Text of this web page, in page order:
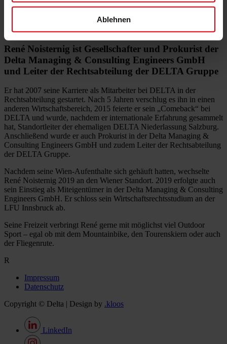
Ablehnen
René Noisternig
René Noisternig ist Gesellschafter und Prokurist der
Delta Managing & Consulting Engineers GmbH
und Leiter der Rechtsabteilung der DELTA Gruppe
Er hat 2007 seine Karriere als Mitarbeiter bei DELTA in der
Rechtsabteilung gestartet. Nach 5 Jahren verschlug es ihn in einen
anderen Wirtschaftsbereich, 2015 feierte er sein „Comeback“ bei
DELTA und wurde, nachdem er internationale Erfahrung gesammelt
hat, Standortleiter der ehemaligen DELTA Niederlassung Salzburg.
Anschließend wurde er auch Prokurist in der Delta Managing &
Consulting Engineers GmbH und zudem Leiter der Rechtsabteilung
der DELTA Gruppe.
Nachdem seine Wien-Aufenthalte sich gehäuft hatten, wechselte
René Noisternig 2019 an den Wiener Standort. 2019 erfolgte auch
sein Einstieg als Miteigentümer in der Delta Managing & Consulting
Engineers GmbH. Er schloss sein Wirtschaftsrechtsstudium an der
LFU Innsbruck ab.
Seine Freizeit verbringt René gerne mit möglichst viel Outdoor
Sport – egal ob mit dem Mountainbike, den Tourenskiern oder auch
der Fliegenrute.
R
Impressum
Datenschutz
Copyright © Delta | Design by .kloos
LinkedIn